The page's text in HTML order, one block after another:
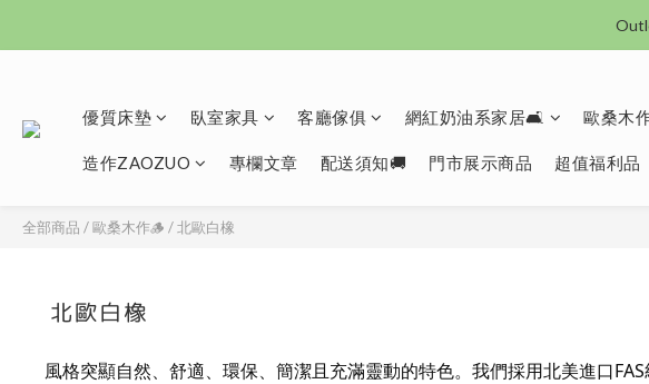
沙發新
優質床墊 臥室家具 客廳傢俱 網紅奶油系家居🛋️ 歐桑木
造作ZAOZUO 專欄文章 配送須知🚚 門市展示商品 超值福利品
全部商品 /歐桑木作🪵 /北歐白橡
北歐白橡
風格突顯自然、舒適、環保、簡潔且充滿靈動的特色。我們採用北美進口